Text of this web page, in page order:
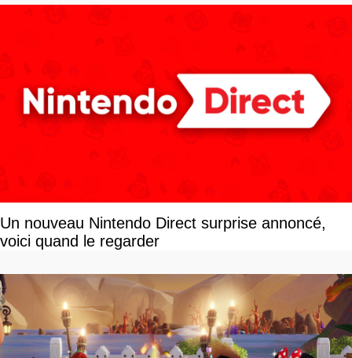
Un nouveau Nintendo Direct surprise annoncé,
voici quand le regarder